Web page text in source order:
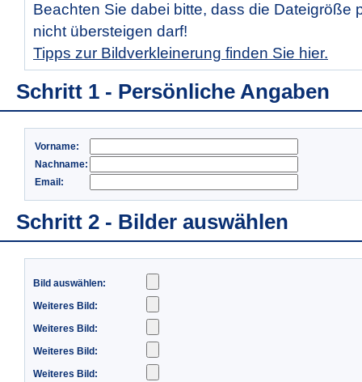
Beachten Sie dabei bitte, dass die Dateigröße
nicht übersteigen darf!
Tipps zur Bildverkleinerung finden Sie hier.
Schritt 1 - Persönliche Angaben
Vorname:
Nachname:
Email:
Schritt 2 - Bilder auswählen
Bild auswählen:
Weiteres Bild:
Weiteres Bild:
Weiteres Bild:
Weiteres Bild: